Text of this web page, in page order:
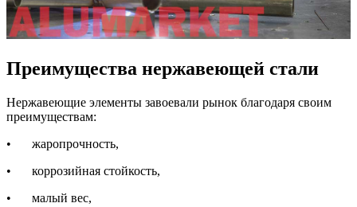
Преимущества нержавеющей стали
Нержавеющие элементы завоевали рынок благодаря своим
преимуществам:
•
жаропрочность,
•
коррозийная стойкость,
•
малый вес,